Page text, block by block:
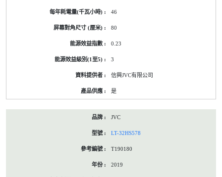
46
80
0.23
3
信興JVC有限公司
是
JVC
LT-32HS578
T190180
2019